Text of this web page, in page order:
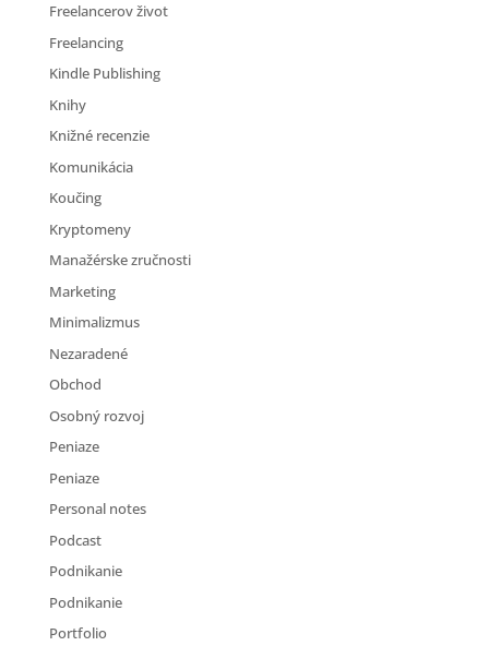
Freelancerov život
Freelancing
Kindle Publishing
Knihy
Knižné recenzie
Komunikácia
Koučing
Kryptomeny
Manažérske zručnosti
Marketing
Minimalizmus
Nezaradené
Obchod
Osobný rozvoj
Peniaze
Peniaze
Personal notes
Podcast
Podnikanie
Podnikanie
Portfolio